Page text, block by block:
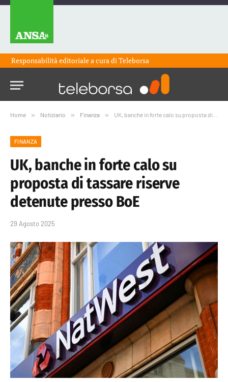
Responsabilità editoriale a cura diTeleborsa
Home » Notiziario » Finanza » UK, banche in forte calo su proposta di tassare riserve detenute presso BoE
FINANZA
UK, banche in forte calo su
proposta di tassare riserve
detenute presso BoE
29 Agosto 2025